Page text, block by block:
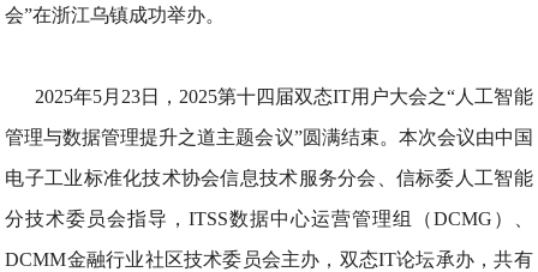
会”在浙江乌镇成功举办。
2025年5月23日，2025第十四届双态IT用户大会之“人工智能
管理与数据管理提升之道主题会议”圆满结束。本次会议由中国
电子工业标准化技术协会信息技术服务分会、信标委人工智能
分技术委员会指导，ITSS数据中心运营管理组（DCMG）、
DCMM金融行业社区技术委员会主办，双态IT论坛承办，共有